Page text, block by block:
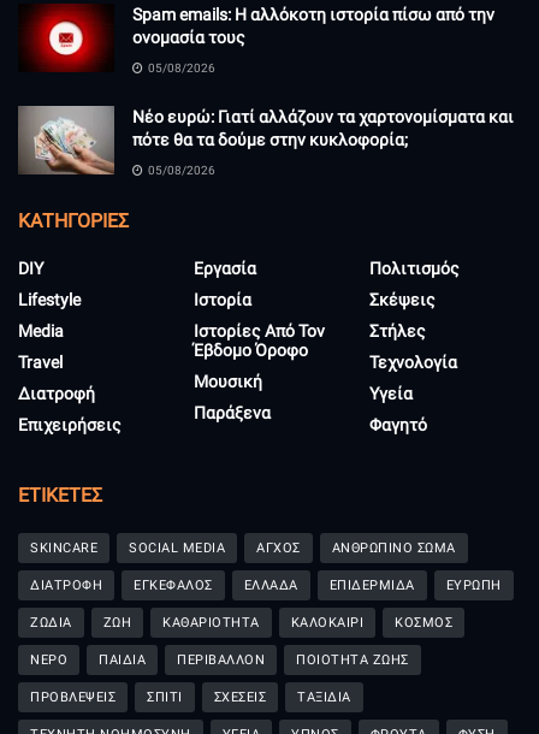
Spam emails: Η αλλόκοτη ιστορία πίσω από την
ονομασία τους
05/08/2026
Νέο ευρώ: Γιατί αλλάζουν τα χαρτονομίσματα και
πότε θα τα δούμε στην κυκλοφορία;
05/08/2026
KΑΤΗΓΟΡΊΕΣ
DIY
Lifestyle
Media
Travel
Διατροφή
Επιχειρήσεις
Εργασία
Ιστορία
Ιστορίες Από Τον
Έβδομο Όροφο
Μουσική
Παράξενα
Πολιτισμός
Σκέψεις
Στήλες
Τεχνολογία
Υγεία
Φαγητό
ΕΤΙΚΈΤΕΣ
SKINCARE SOCIAL MEDIA ΑΓΧΟΣ ΑΝΘΡΩΠΙΝΟ ΣΩΜΑ
ΔΙΑΤΡΟΦΗ ΕΓΚΕΦΑΛΟΣ ΕΛΛΑΔΑ ΕΠΙΔΕΡΜΙΔΑ ΕΥΡΩΠΗ
ΖΩΔΙΑ ΖΩΗ ΚΑΘΑΡΙΟΤΗΤΑ ΚΑΛΟΚΑΙΡΙ ΚΟΣΜΟΣ
ΝΕΡΟ ΠΑΙΔΙΑ ΠΕΡΙΒΑΛΛΟΝ ΠΟΙΟΤΗΤΑ ΖΩΗΣ
ΠΡΟΒΛΕΨΕΙΣ ΣΠΙΤΙ ΣΧΕΣΕΙΣ ΤΑΞΙΔΙΑ